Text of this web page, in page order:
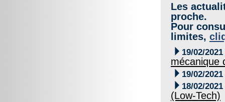
Les
proche.
Pour
limites,
 19/02/2021
mécanique
 19/02/2021
 18/02/2021
(Low-Tech)